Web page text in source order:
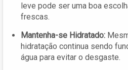
leve pode ser uma boa
frescas.
Mantenha-se Hidratado:
hidratação continua sendo
água para evitar o desgaste.